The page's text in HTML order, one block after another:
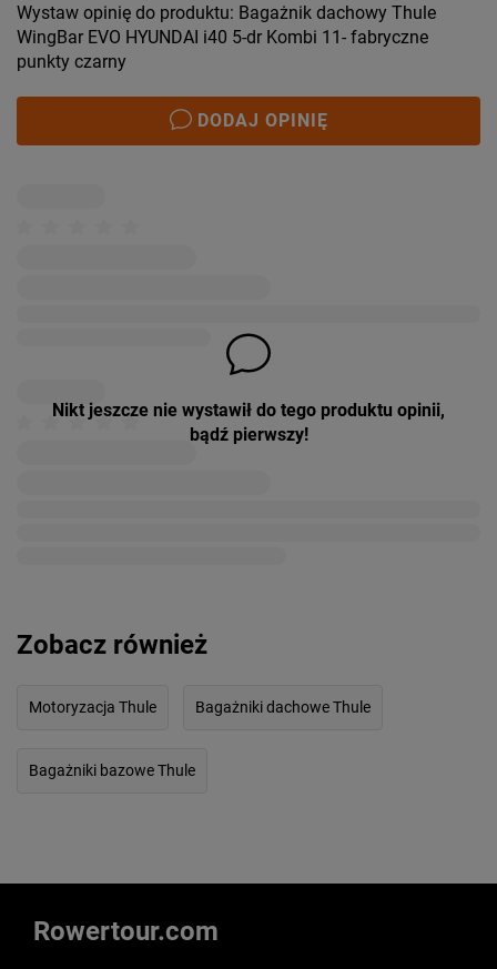
Wystaw opinię do produktu: Bagażnik dachowy Thule
WingBar EVO HYUNDAI i40 5-dr Kombi 11- fabryczne
punkty czarny
DODAJ OPINIĘ
Nikt jeszcze nie wystawił do tego produktu opinii,
bądź pierwszy!
Zobacz również
Motoryzacja Thule Bagażniki dachowe Thule
Bagażniki bazowe Thule
Rowertour.com